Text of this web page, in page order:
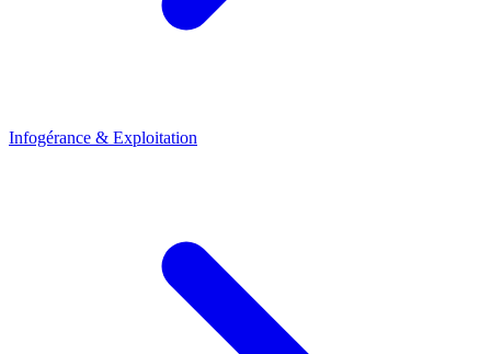
Infogérance & Exploitation